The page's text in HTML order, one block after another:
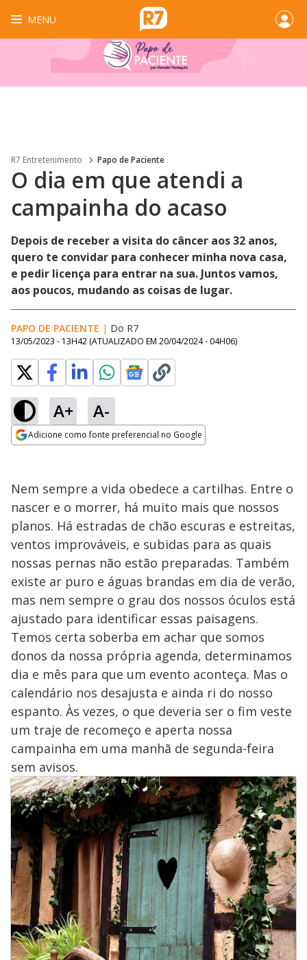
MENU
R7 Entretenimento Papo de Paciente
O dia em que atendi a
campainha do acaso
Depois de receber a visita do câncer aos 32 anos,
quero te convidar para conhecer minha nova casa,
e pedir licença para entrar na sua. Juntos vamos,
aos poucos, mudando as coisas de lugar.
PAPO DE PACIENTE | Do R7
13/05/2023 - 13H42 (ATUALIZADO EM 20/04/2024 - 04H06)
A+ A-
Adicione como fonte preferencial no Google
Nem sempre a vida obedece a cartilhas. Entre o
nascer e o morrer, há muito mais que nossos
planos. Há estradas de chão escuras e estreitas,
ventos improváveis, e subidas para as quais
nossas pernas não estão preparadas. Também
existe ar puro e águas brandas em dia de verão,
mas nem sempre o grau dos nossos óculos está
ajustado para identificar essas paisagens.
Temos certa soberba em achar que somos
donos da nossa própria agenda, determinamos
dia e mês para que um evento aconteça. Mas o
calendário nos desajusta e ainda ri do nosso
espanto. Às vezes, o que deveria ser o fim veste
um traje de recomeço e aperta nossa
campainha em uma manhã de segunda-feira
sem avisos.